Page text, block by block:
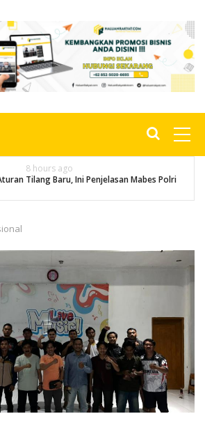
8 hours ago
Tilang Baru, Ini Penjelasan Mabes Polri